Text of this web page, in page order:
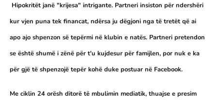
Hipokritët janë "krijesa" intrigante. Partneri insiston për ndershëri
kur vjen puna tek financat, ndërsa ju dëgjoni nga të tretët që ai
apo ajo shpenzon së tepërmi në klubin e natës. Partneri pretendon
se është shumë i zënë për t'u kujdesur për famijlen, por nuk e ka
për gjë të shpenzojë tepër kohë duke postuar në Facebook.
Me ciklin 24 orësh ditorë të mbulimin mediatik, thuajse e presim